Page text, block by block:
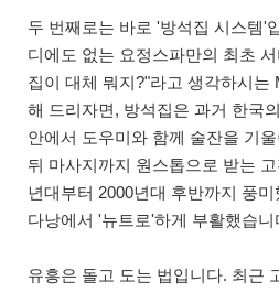
두 번째로는 바로 '방석집 시스템'
디에도 없는 요정스파만의 최초
집이 대체 뭐지?"라고 생각하시는
해 드리자면, 방석집은 과거 한국
안에서 도우미와 함께 술잔을 기
뒤 마사지까지 원스톱으로 받는
년대부터 2000년대 후반까지 풍
다낭에서 '뉴트로'하게 부활했습니
유흥은 돌고 도는 법입니다. 최근